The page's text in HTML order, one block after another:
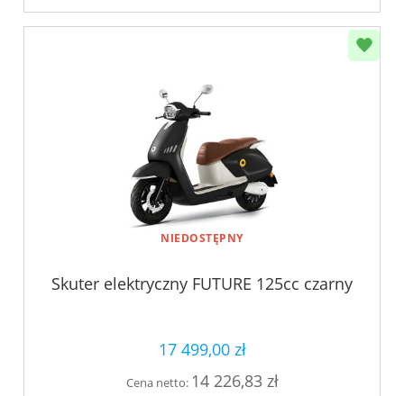
NIEDOSTĘPNY
Skuter elektryczny FUTURE 125cc czarny
17 499,00 zł
Cena netto: 14 226,83 zł